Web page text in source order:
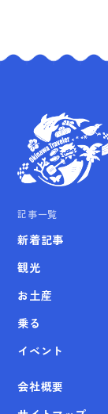
記事一覧
新着記事
観光
お土産
乗る
イベント
会社概要